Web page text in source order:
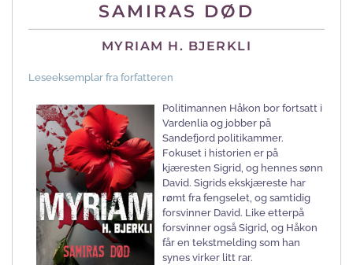
SAMIRAS DØD
MYRIAM H. BJERKLI
Leseeksemplar fra forfatteren
Politimannen Håkon bor fortsatt i
Vardenlia og jobber på
Sandefjord politikammer.
Fokuset i historien er på
kjæresten Sigrid, og hennes sønn
David. Sigrids ekskjæreste har
rømt fra fengselet, og samtidig
forsvinner David. Like etterpå
forsvinner også Sigrid, og Håkon
får en tekstmelding som han
synes virker litt rar.